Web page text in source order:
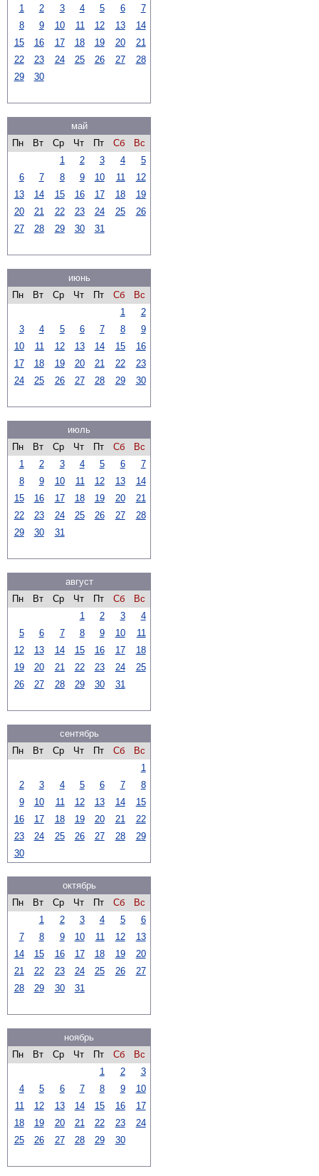
1
2 3 4 5 6
7
8
9 10 11 12 13
14
15
16 17 18 19 20
21
22
23 24 25 26 27
28
29
30
май
Пн
Вт Ср Чт Пт Сб
Вс
1
2 3 4
5
6
7 8 9 10 11
12
13
14 15 16 17 18
19
20
21 22 23 24 25
26
27
28 29 30 31
июнь
Пн
Вт Ср Чт Пт Сб
Вс
1
2
3
4 5 6 7 8
9
10
11 12 13 14 15
16
17
18 19 20 21 22
23
24
25 26 27 28 29 30
июль
Пн
Вт Ср Чт Пт Сб
Вс
1
2 3 4 5 6
7
8
9 10 11 12 13
14
15
16 17 18 19 20
21
22
23 24 25 26 27
28
29
30 31
август
Пн
Вт Ср Чт Пт Сб
Вс
1
2 3
4
5
6 7 8 9 10
11
12
13 14 15 16 17
18
19
20 21 22 23 24
25
26
27 28 29 30 31
сентябрь
Пн
Вт Ср Чт Пт Сб
Вс
1
2
3 4 5 6 7
8
9
10 11 12 13 14
15
16
17 18 19 20 21
22
23
24 25 26 27 28
29
30
октябрь
Пн
Вт Ср Чт Пт Сб
Вс
1
2 3 4 5
6
7
8 9 10 11 12
13
14
15 16 17 18 19
20
21
22 23 24 25 26
27
28
29 30 31
ноябрь
Пн
Вт Ср Чт Пт Сб
Вс
1
2
3
4
5 6 7 8 9
10
11
12 13 14 15 16
17
18
19 20 21 22 23
24
25
26 27 28 29 30